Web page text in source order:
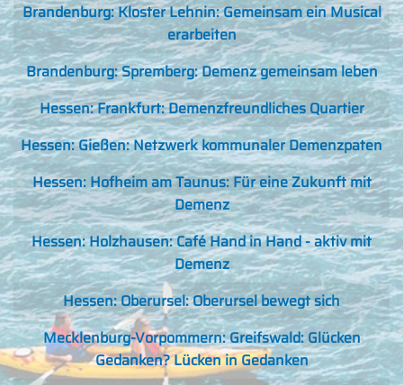
Brandenburg: Kloster Lehnin: Gemeinsam ein Musical
erarbeiten
Brandenburg: Spremberg: Demenz gemeinsam leben
Hessen: Frankfurt: Demenzfreundliches Quartier
Hessen: Gießen: Netzwerk kommunaler Demenzpaten
Hessen: Hofheim am Taunus: Für eine Zukunft mit
Demenz
Hessen: Holzhausen: Café Hand in Hand - aktiv mit
Demenz
Hessen: Oberursel: Oberursel bewegt sich
Mecklenburg-Vorpommern: Greifswald: Glücken
Gedanken? Lücken in Gedanken